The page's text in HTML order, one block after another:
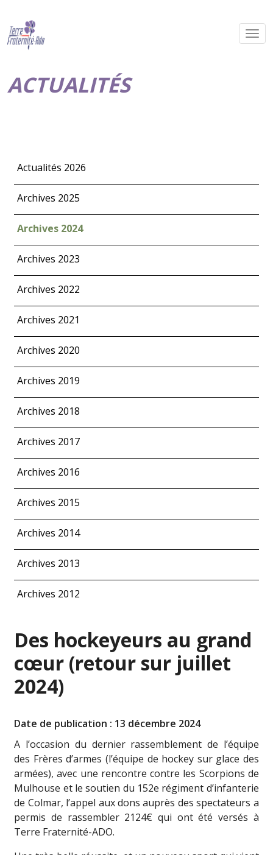
ACTUALITÉS
Actualités 2026
Archives 2025
Archives 2024
Archives 2023
Archives 2022
Archives 2021
Archives 2020
Archives 2019
Archives 2018
Archives 2017
Archives 2016
Archives 2015
Archives 2014
Archives 2013
Archives 2012
Des hockeyeurs au grand
cœur (retour sur juillet
2024)
Date de publication : 13 décembre 2024
A l’occasion du dernier rassemblement de l’équipe
des Frères d’armes (l’équipe de hockey sur glace des
armées), avec une rencontre contre les Scorpions de
Mulhouse et le soutien du 152e régiment d’infanterie
de Colmar, l’appel aux dons auprès des spectateurs a
permis de rassembler 2124€ qui ont été versés à
Terre Fraternité-ADO.